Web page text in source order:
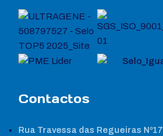
Contactos
Rua Travessa das Regueiras Nº17